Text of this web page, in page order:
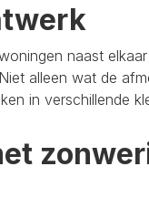
naast
alleen wat de
in verschillende